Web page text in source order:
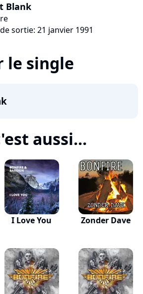
Blank
sortie: 21 janvier 1991
le single
aussi...
I Love You Zonder Dave